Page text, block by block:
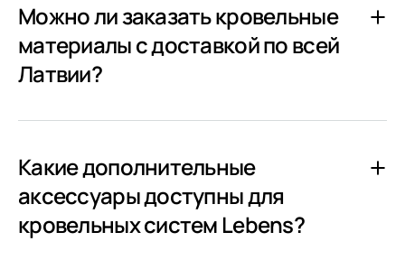
Можно ли заказать кровельные
материалы с доставкой по всей
Латвии?
Какие дополнительные
аксессуары доступны для
кровельных систем Lebens?